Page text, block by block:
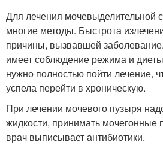
Для лечения мочевыделительной
многие методы. Быстрота
причины, вызвавшей
имеет соблюдение режима и
нужно полностью пойти лечение,
успела перейти в хроническую.
При лечении мочевого пузыря
жидкости, принимать мочегонные
врач выписывает антибиотики.